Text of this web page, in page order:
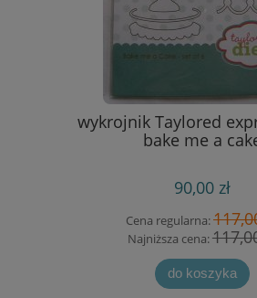
wykrojnik Taylored
bake me a
90,00 zł
Cena regularna:
Najniższa cena:
do koszyka